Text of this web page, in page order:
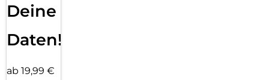
Deine
Daten!
ab 19,99 €